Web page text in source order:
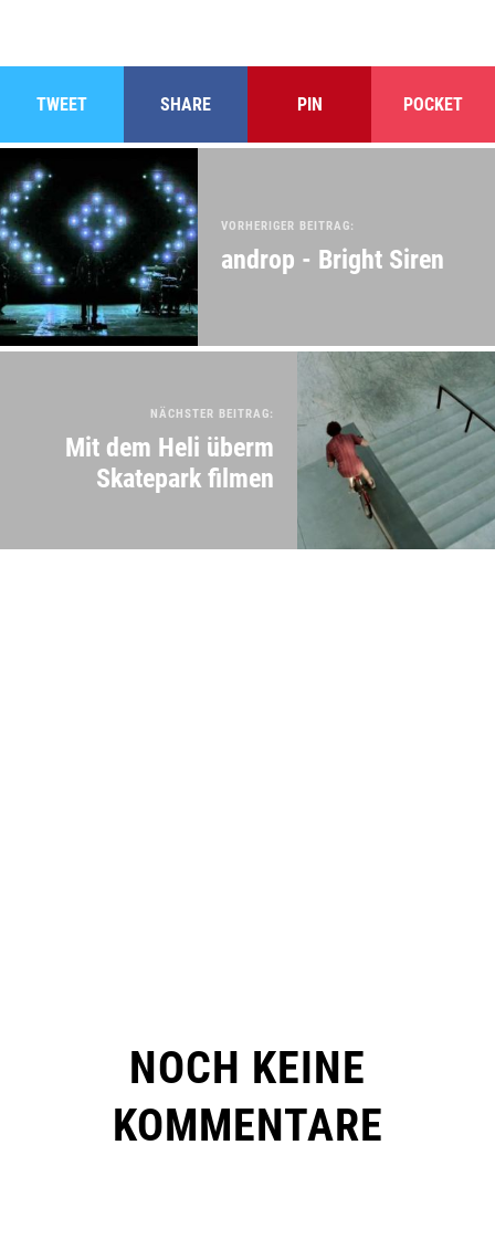
TWEET SHARE PIN POCKET
VORHERIGER BEITRAG:
androp - Bright Siren
NÄCHSTER BEITRAG:
Mit dem Heli überm
Skatepark filmen
NOCH KEINE
KOMMENTARE